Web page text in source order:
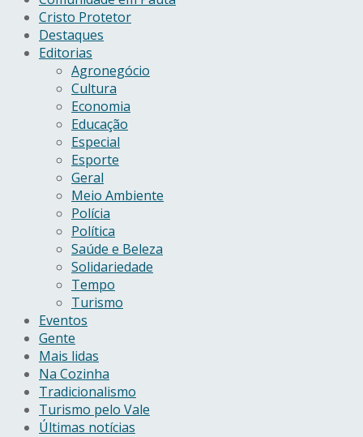
Cristo Protetor
Destaques
Editorias
Agronegócio
Cultura
Economia
Educação
Especial
Esporte
Geral
Meio Ambiente
Polícia
Política
Saúde e Beleza
Solidariedade
Tempo
Turismo
Eventos
Gente
Mais lidas
Na Cozinha
Tradicionalismo
Turismo pelo Vale
Últimas notícias